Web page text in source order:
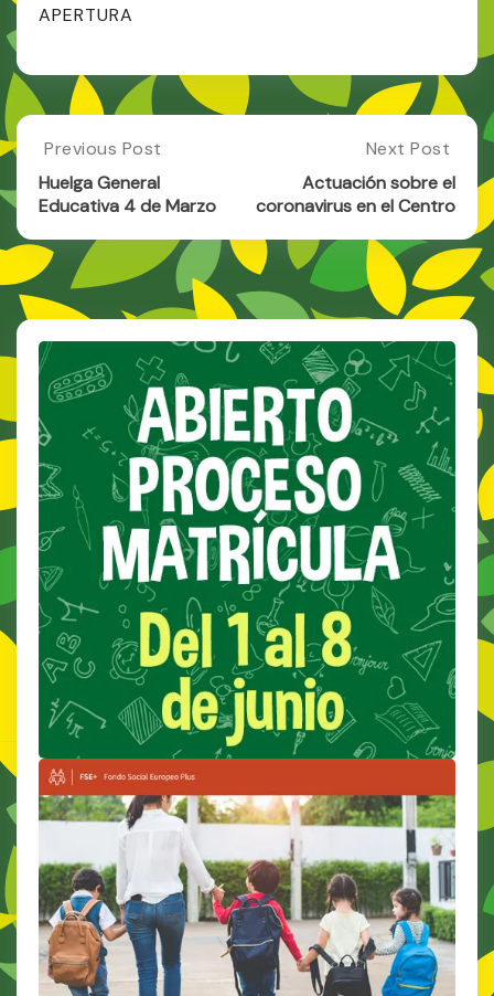
Centro): CALENDARIO
PARA NUEVO
18 de mayo a 01 de
junio: ESCOLARIZACIÓN
(alumnado nuevo en el
APERTURA
Post
navigation
Previous
Post:
Huelga
Educativa
4
De
Marzo
Previous Post
Huelga General
Educativa 4 de Marzo
Next
Post:
Actuación
El
Coronavirus
En
El
Centro
Next Post
Actuación sobre el
coronavirus en el Centro